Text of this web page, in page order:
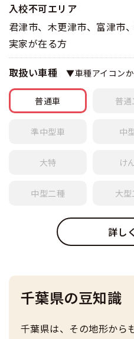
入校不可エリア
君津市、木更津市、富津市
実家が在る方
取扱い車種 ▼車種アイコン
普通車 普通
準中型車 中
大特 け
中型二種 大型
詳し
千葉県の豆知識
千葉県は、その地形から